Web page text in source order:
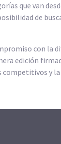
que van
de
con la
edición
y